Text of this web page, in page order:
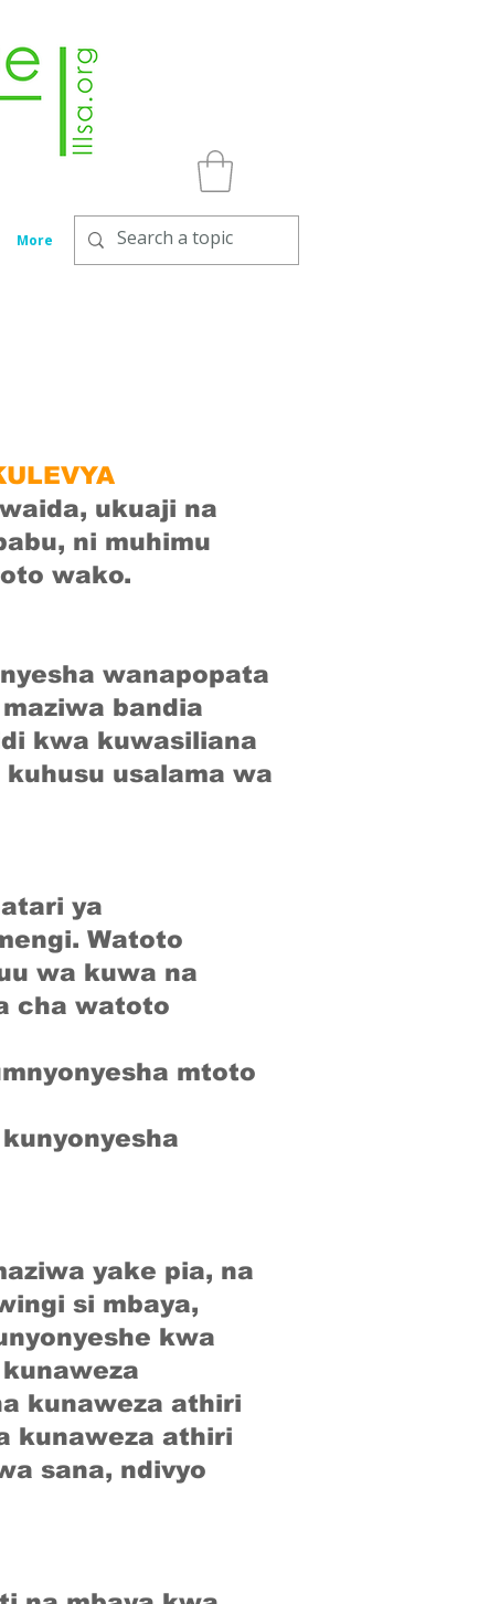
More
ukuaji na
ni muhimu
wako.
wanapopata
bandia
kwa kuwasiliana
usalama wa
ya
Watoto
wa kuwa na
cha watoto
mtoto
yake pia, na
si mbaya,
kwa
kunaweza athiri
kunaweza athiri
sana, ndivyo